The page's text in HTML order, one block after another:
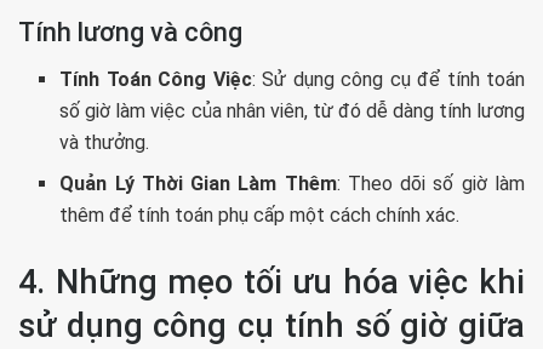
Tính lương và công
Tính Toán Công Việc: Sử dụng công cụ để tính toán
số giờ làm việc của nhân viên, từ đó dễ dàng tính lương
và thưởng.
Quản Lý Thời Gian Làm Thêm: Theo dõi số giờ làm
thêm để tính toán phụ cấp một cách chính xác.
4. Những mẹo tối ưu hóa việc khi
sử dụng công cụ tính số giờ giữa